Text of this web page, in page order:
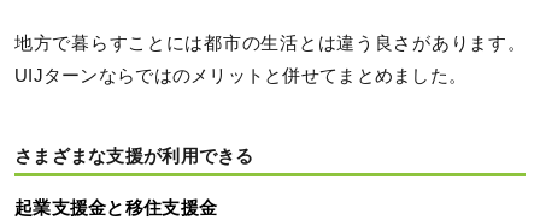
地方で暮らすことには都市の生活とは違う良さがあります。
UIJターンならではのメリットと併せてまとめました。
さまざまな支援が利用できる
起業支援金と移住支援金